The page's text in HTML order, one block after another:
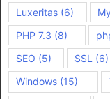
Luxeritas (6)
PHP 7.3 (8)
SEO (5) SSL (6)
Windows (15)